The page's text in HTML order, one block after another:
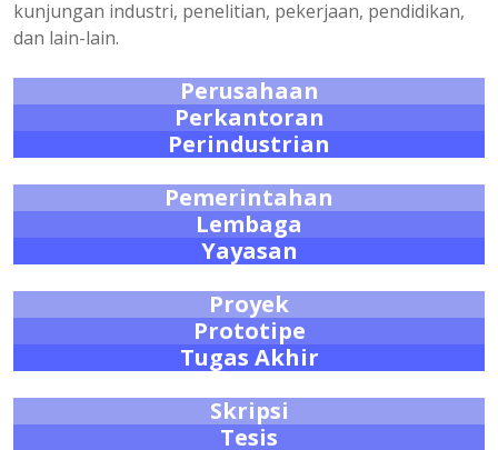
kunjungan industri, penelitian, pekerjaan, pendidikan,
dan lain-lain.
Perusahaan
Perkantoran
Perindustrian
Pemerintahan
Lembaga
Yayasan
Proyek
Prototipe
Tugas Akhir
Skripsi
Tesis